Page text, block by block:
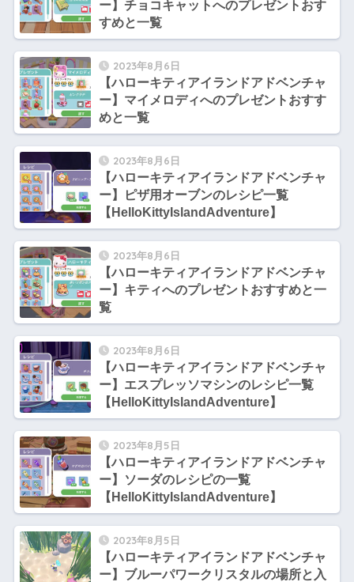
ー】チョコキャットへのプレゼントおす
すめと一覧
2023年8月6日
【ハローキティアイランドアドベンチャ
ー】マイメロディへのプレゼントおすす
めと一覧
2023年8月6日
【ハローキティアイランドアドベンチャ
ー】ピザ用オーブンのレシピ一覧
【HelloKittyIslandAdventure】
2023年8月6日
【ハローキティアイランドアドベンチャ
ー】キティへのプレゼントおすすめと一
覧
2023年8月6日
【ハローキティアイランドアドベンチャ
ー】エスプレッソマシンのレシピ一覧
【HelloKittyIslandAdventure】
2023年8月5日
【ハローキティアイランドアドベンチャ
ー】ソーダのレシピの一覧
【HelloKittyIslandAdventure】
2023年8月5日
【ハローキティアイランドアドベンチャ
ー】ブルーパワークリスタルの場所と入